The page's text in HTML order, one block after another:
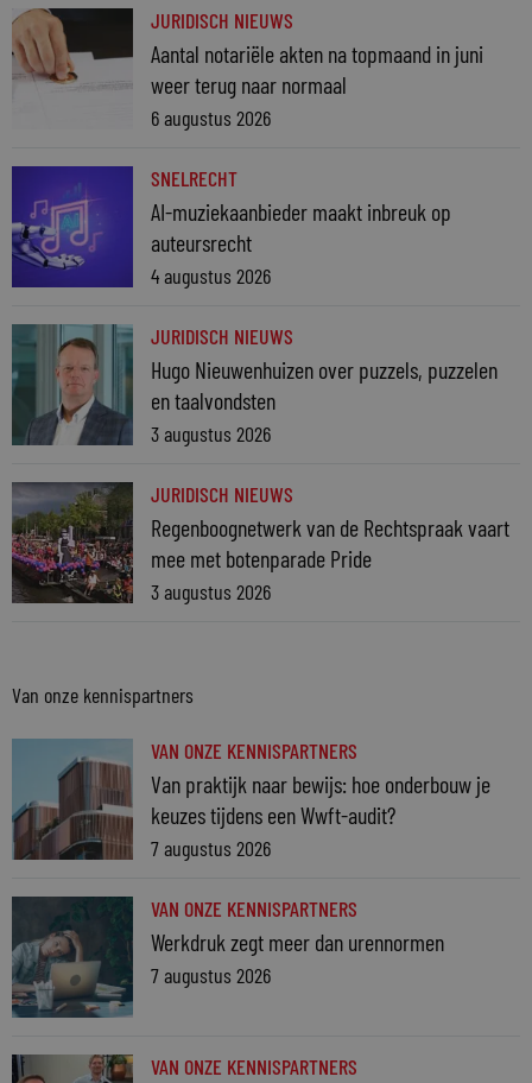
JURIDISCH NIEUWS
Aantal notariële akten na topmaand in juni
weer terug naar normaal
6 augustus 2026
SNELRECHT
AI-muziekaanbieder maakt inbreuk op
auteursrecht
4 augustus 2026
JURIDISCH NIEUWS
Hugo Nieuwenhuizen over puzzels, puzzelen
en taalvondsten
3 augustus 2026
JURIDISCH NIEUWS
Regenboognetwerk van de Rechtspraak vaart
mee met botenparade Pride
3 augustus 2026
Van onze kennispartners
VAN ONZE KENNISPARTNERS
Van praktijk naar bewijs: hoe onderbouw je
keuzes tijdens een Wwft-audit?
7 augustus 2026
VAN ONZE KENNISPARTNERS
Werkdruk zegt meer dan urennormen
7 augustus 2026
VAN ONZE KENNISPARTNERS